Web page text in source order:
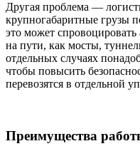
Другая проблема —
крупногабаритные грузы
это может
на пути, как мосты,
отдельных случаях
чтобы повысить
перевозятся в отдельной
Преимущества